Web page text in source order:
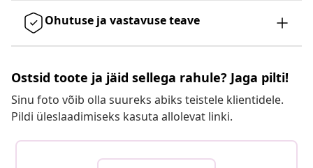
Ohutuse ja vastavuse teave
Ostsid toote ja jäid sellega rahule? Jaga pilti!
Sinu foto võib olla suureks abiks teistele klientidele.
Pildi üleslaadimiseks kasuta allolevat linki.